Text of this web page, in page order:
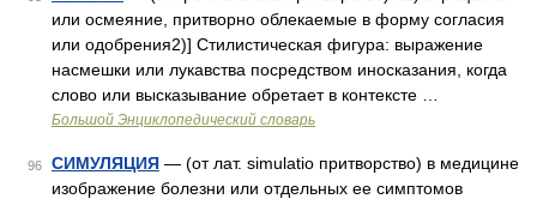
или осмеяние, притворно облекаемые в форму согласия
или одобрения2)] Стилистическая фигура: выражение
насмешки или лукавства посредством иносказания, когда
слово или высказывание обретает в контексте …
Большой Энциклопедический словарь
96 СИМУЛЯЦИЯ — (от лат. simulatio притворство) в медицине
изображение болезни или отдельных ее симптомов